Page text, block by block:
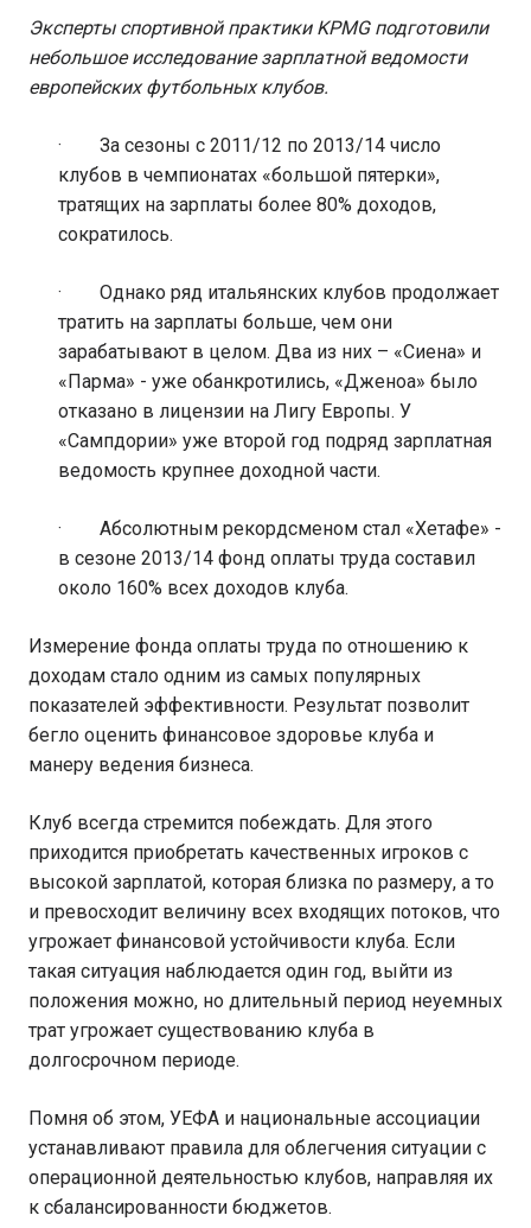
Эксперты спортивной практики KPMGподготовили
небольшое исследование зарплатной ведомости
европейских футбольных клубов.
· За сезоны с 2011/12 по 2013/14 число
клубов в чемпионатах «большой пятерки»,
тратящих на зарплаты более 80% доходов,
сократилось.
· Однако ряд итальянских клубов продолжает
тратить на зарплаты больше, чем они
зарабатывают в целом. Два из них – «Сиена» и
«Парма» - уже обанкротились, «Дженоа» было
отказано в лицензии на Лигу Европы. У
«Сампдории» уже второй год подряд зарплатная
ведомость крупнее доходной части.
· Абсолютным рекордсменом стал «Хетафе» -
в сезоне 2013/14 фонд оплаты труда составил
около 160% всех доходов клуба.
Измерение фонда оплаты труда по отношению к
доходам стало одним из самых популярных
показателей эффективности. Результат позволит
бегло оценить финансовое здоровье клуба и
манеру ведения бизнеса.
Клуб всегда стремится побеждать. Для этого
приходится приобретать качественных игроков с
высокой зарплатой, которая близка по размеру, а то
и превосходит величину всех входящих потоков, что
угрожает финансовой устойчивости клуба. Если
такая ситуация наблюдается один год, выйти из
положения можно, но длительный период неуемных
трат угрожает существованию клуба в
долгосрочном периоде.
Помня об этом, УЕФА и национальные ассоциации
устанавливают правила для облегчения ситуации с
операционной деятельностью клубов, направляя их
к сбалансированности бюджетов.